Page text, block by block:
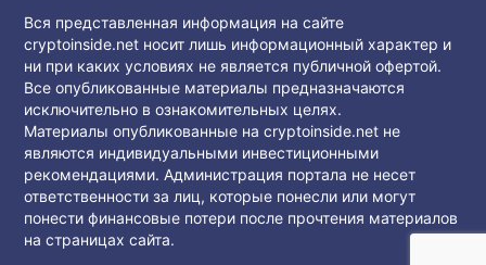
Вся представленная информация на сайте
cryptoinside.net носит лишь информационный характер и
ни при каких условиях не является публичной офертой.
Все опубликованные материалы предназначаются
исключительно в ознакомительных целях.
Материалы опубликованные на cryptoinside.net не
являются индивидуальными инвестиционными
рекомендациями. Администрация портала не несет
ответственности за лиц, которые понесли или могут
понести финансовые потери после прочтения материалов
на страницах сайта.